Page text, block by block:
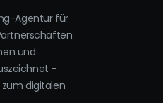
Agentur für
und
-
digitalen